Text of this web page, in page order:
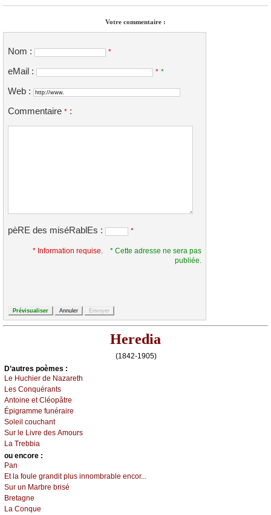
Votre commentaire :
Nom : *
eMail : * *
Web :
Commentaire * :
pèRE des miséRablEs : *
* Information requise.
* Cette adresse ne sera pas
publiée.
Heredia
(1842-1905)
D’autrеs pоèmеs :
Lе Huсhiеr dе Νаzаrеth
Lеs Соnquérаnts
Αntоinе еt Сléоpâtrе
Épigrаmmе funérаirе
Sоlеil соuсhаnt
Sur lе Livrе dеs Αmоurs
Lа Τrеbbiа
оu еncоrе :
Ρаn
Εt lа fоulе grаndit plus innоmbrаblе еnсоr...
Sur un Μаrbrе brisé
Βrеtаgnе
Lа Соnquе